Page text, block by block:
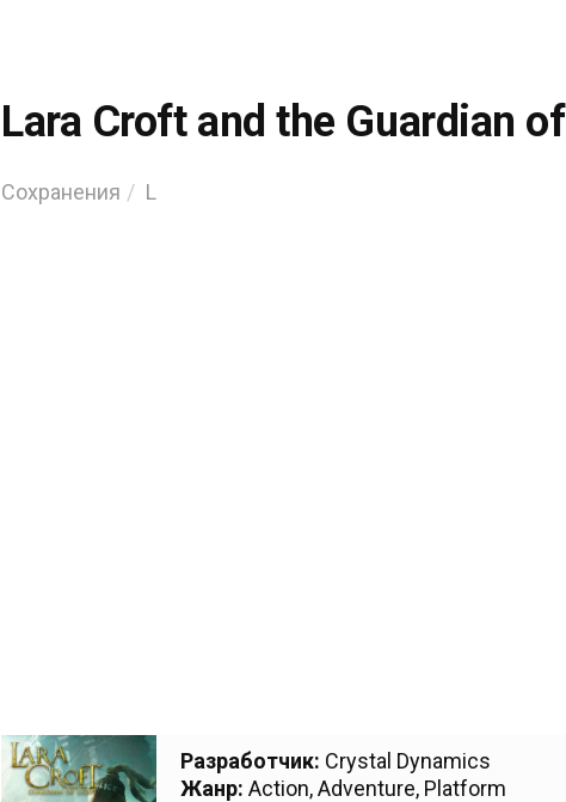
Lara Croft and the Guardian
Сохранения L
Разработчик: Crystal Dynamics
Жанр: Action,Adventure, Platform